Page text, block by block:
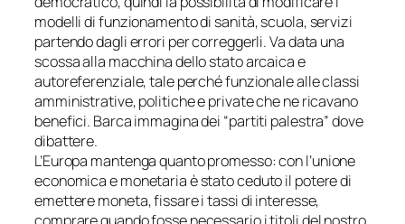
modelli di funzionamento di sanità, scuola, servizi
partendo dagli errori per correggerli. Va data una
scossa alla macchina dello stato arcaica e
autoreferenziale, tale perché funzionale alle classi
amministrative, politiche e private che ne ricavano
benefici. Barca immagina dei “partiti palestra” dove
dibattere.
L’Europa mantenga quanto promesso: con l’unione
economica e monetaria è stato ceduto il potere di
emettere moneta, fissare i tassi di interesse,